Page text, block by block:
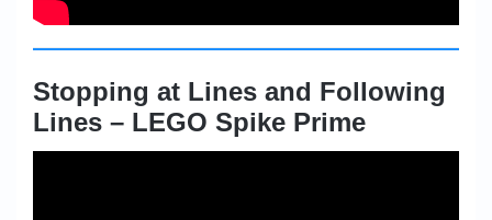
Stopping at Lines and Following
Lines – LEGO Spike Prime